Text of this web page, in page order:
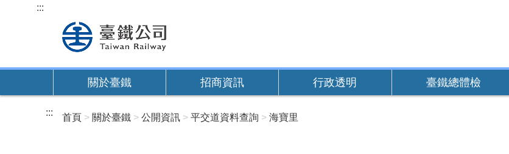
內
:::
關於臺鐵 招商資訊 行政透明 臺鐵總體檢
::: 首頁 關於臺鐵 公開資訊 平交道資料查詢 海寶里